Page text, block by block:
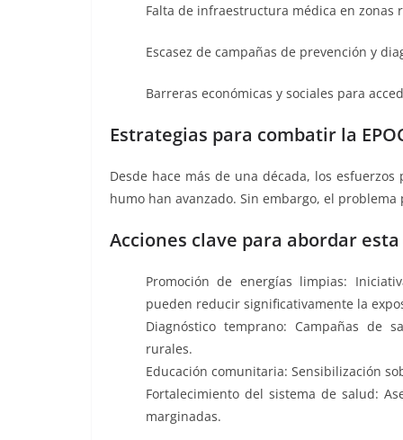
Falta de infraestructura médica en zonas
Escasez de campañas de prevención y
Barreras económicas y sociales para
Estrategias para combatir la
Desde hace más de una década, los
humo han avanzado. Sin embargo, el
Acciones clave para abordar
Promoción de energías limpias:
pueden reducir significativamente la
Diagnóstico temprano: Campañas de
rurales.
Educación comunitaria: Sensibilización
Fortalecimiento del sistema de salud:
marginadas.